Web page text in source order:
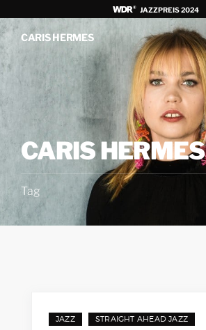
JAZZPREIS 2024
CARIS HERMES
CARIS HERMES
Tag
JAZZ STRAIGHT AHEAD JAZZ